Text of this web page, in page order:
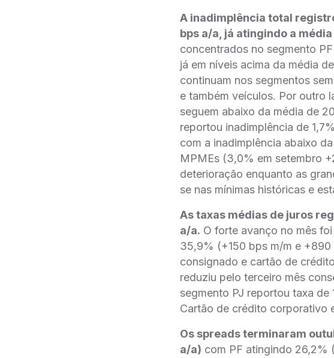
A inadimplência total
bps a/a, já atingindo a média
concentrados no segmento
já em níveis acima da média
continuam nos segmentos
e também veículos. Por outro
seguem abaixo da média de
reportou inadimplência de
com a inadimplência abaixo
MPMEs (3,0% em setembro
deterioração enquanto as
se nas mínimas históricas e
As taxas médias de juros
a/a. O forte avanço no mês
35,9% (+150 bps m/m e
consignado e cartão de
reduziu pelo terceiro mês
segmento PJ reportou taxa
Cartão de crédito corporativo
Os spreads terminaram
a/a) com PF atingindo 26,2%